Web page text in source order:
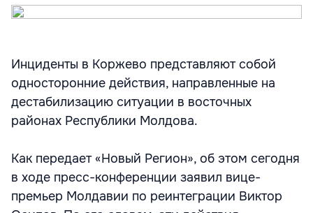
Инциденты в Коржево представляют собой
односторонние действия, направленные на
дестабилизацию ситуации в восточных
районах Республики Молдова.
Как передает «Новый Регион», об этом сегодня
в ходе пресс-конференции заявил вице-
премьер Молдавии по реинтеграции Виктор